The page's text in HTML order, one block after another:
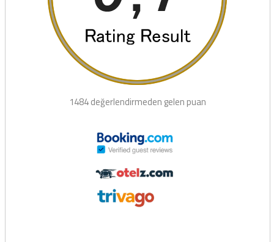
1484 değerlendirmeden gelen puan